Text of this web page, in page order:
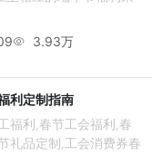
3.93万
利定制指南
福利,春节工会福利,春
礼品定制,工会消费券春